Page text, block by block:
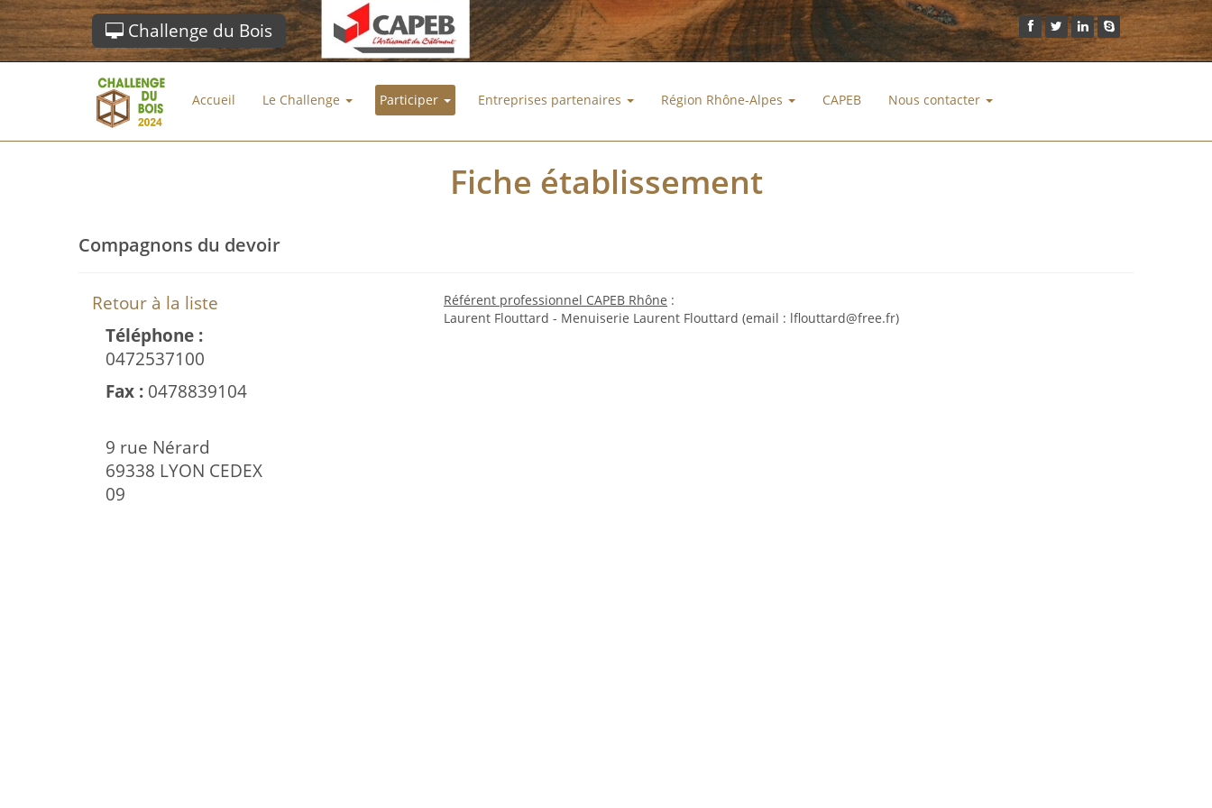
Challenge du Bois
Accueil Le Challenge Participer Entreprises partenaires Région Rhône-Alpes CAPEB Nous contacter
Fiche établissement
Compagnons du devoir
Retour à la liste
Téléphone :
0472537100
Fax : 0478839104
9 rue Nérard
69338 LYON CEDEX
09
Référent professionnel CAPEB Rhône :
Laurent Flouttard - Menuiserie Laurent Flouttard (email : lflouttard@free.fr)